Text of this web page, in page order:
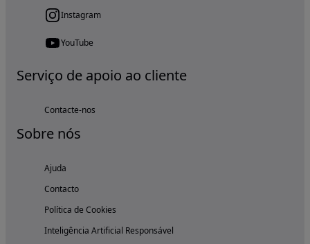
Instagram
YouTube
Serviço de apoio ao cliente
Contacte-nos
Sobre nós
Ajuda
Contacto
Política de Cookies
Inteligência Artificial Responsável